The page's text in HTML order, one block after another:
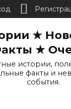
★
★
истории,
факты и
события.